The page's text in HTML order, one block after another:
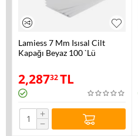
Lamiess 7 Mm Isısal Cilt
Kapağı Beyaz 100 `Lü
2,28732TL
+
−